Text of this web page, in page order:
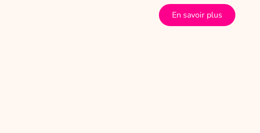
En savoir plus